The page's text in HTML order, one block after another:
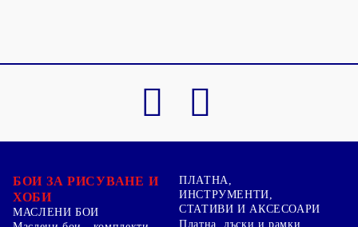
БОИ ЗА РИСУВАНЕ И
ХОБИ
МАСЛЕНИ БОИ
ПЛАТНА,
ИНСТРУМЕНТИ,
СТАТИВИ И АКСЕСОАРИ
Платна, дъски и рамки